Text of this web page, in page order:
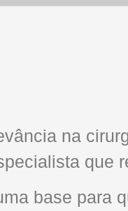
na
que
base para